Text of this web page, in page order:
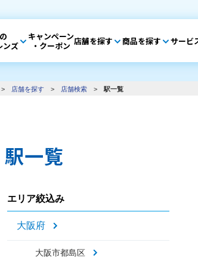
ンズ
キャンペーン
・クーポン 店舗を探す 商品を探す サービ
> 店舗を探す > 店舗検索 > 駅一覧
駅一覧
エリア絞込み
大阪府
大阪市都島区